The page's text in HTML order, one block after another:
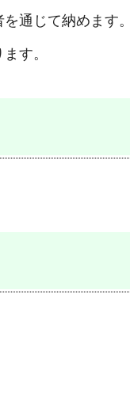
通じて納めます
す。